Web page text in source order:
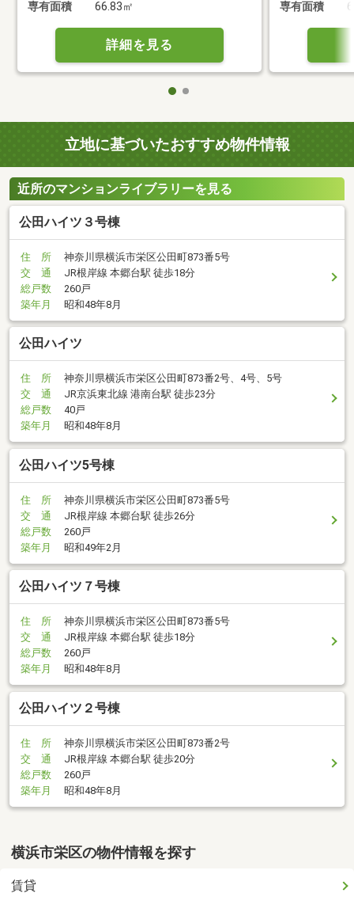
専有面積 66.83㎡
詳細を見る
専有面積
立地に基づいたおすすめ物件情報
近所のマンションライブラリーを見る
公田ハイツ３号棟
住 所
神奈川県横浜市栄区公田町873番5号
交 通
JR根岸線 本郷台駅 徒歩18分
総戸数
260戸
築年月
昭和48年8月
公田ハイツ
住 所
神奈川県横浜市栄区公田町873番2号、4号、5号
交 通
JR京浜東北線 港南台駅 徒歩23分
総戸数
40戸
築年月
昭和48年8月
公田ハイツ5号棟
住 所
神奈川県横浜市栄区公田町873番5号
交 通
JR根岸線 本郷台駅 徒歩26分
総戸数
260戸
築年月
昭和49年2月
公田ハイツ７号棟
住 所
神奈川県横浜市栄区公田町873番5号
交 通
JR根岸線 本郷台駅 徒歩18分
総戸数
260戸
築年月
昭和48年8月
公田ハイツ２号棟
住 所
神奈川県横浜市栄区公田町873番2号
交 通
JR根岸線 本郷台駅 徒歩20分
総戸数
260戸
築年月
昭和48年8月
横浜市栄区の物件情報を探す
賃貸